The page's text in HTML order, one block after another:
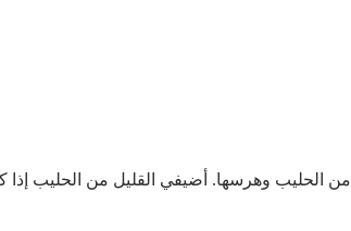
البقدونس معهم . ثم نضيف 150 مل من الحليب وهرسها. أضيفي القليل من